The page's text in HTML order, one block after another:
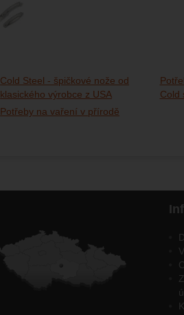
Cold Steel - špičkové nože od
klasického výrobce z USA
Potřeby na vaření v přírodě
Cold